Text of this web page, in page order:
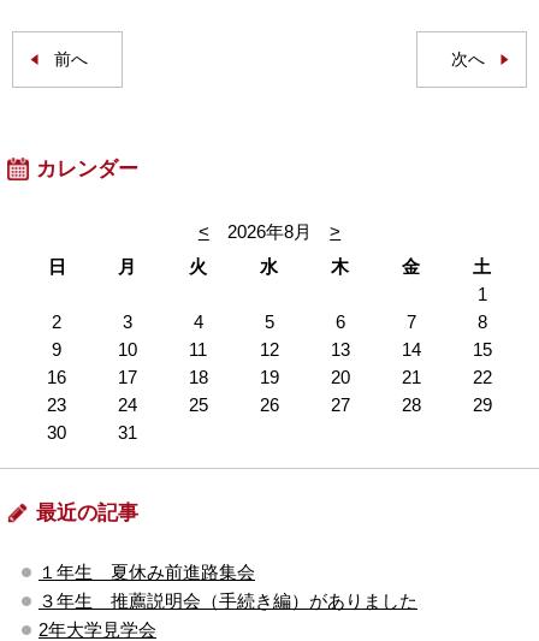
前へ 次へ
カレンダー
< 2026年8月
>
日
月 火 水 木 金
土
1
2
3 4 5 6 7
8
9
10 11 12 13 14
15
16
17 18 19 20 21
22
23
24 25 26 27 28
29
30
31
最近の記事
１年生 夏休み前進路集会
３年生 推薦説明会（手続き編）がありました
2年大学見学会